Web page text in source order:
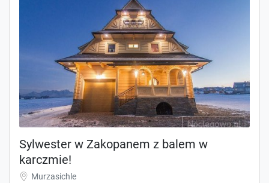
Sylwester w Zakopanem z balem w
karczmie!
Murzasichle